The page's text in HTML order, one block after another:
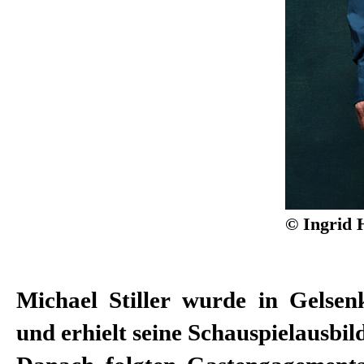
© Ingrid
Michael Stiller wurde in
und erhielt seine
Regisseuren Martin Kušej,
Dimiter Gotscheff, Christian